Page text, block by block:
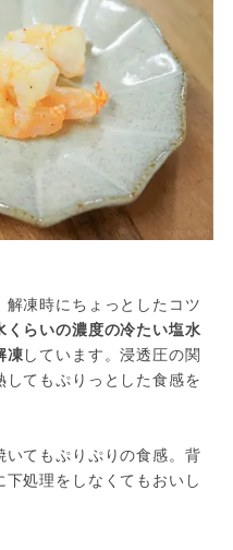
凍時にちょっとしたコツ
くらいの濃度の冷たい塩水
凍しています。浸透圧の関
てもぷりっとした食感を
てもぷりぷりの食感。背
処理をしなくてもおいし